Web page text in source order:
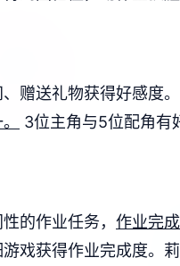
赠送礼物获得好感度。
3位主角与5位配角有
的作业任务， 作业完
戏获得作业完成度。